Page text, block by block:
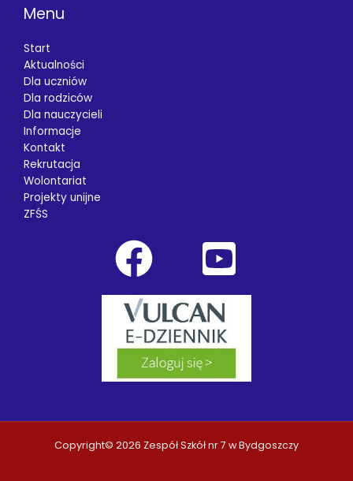
Menu
Start
Aktualności
Dla uczniów
Dla rodziców
Dla nauczycieli
Informacje
Kontakt
Rekrutacja
Wolontariat
Projekty unijne
ZFŚS
Copyright© 2026 Zespół Szkół nr 7 w Bydgoszczy